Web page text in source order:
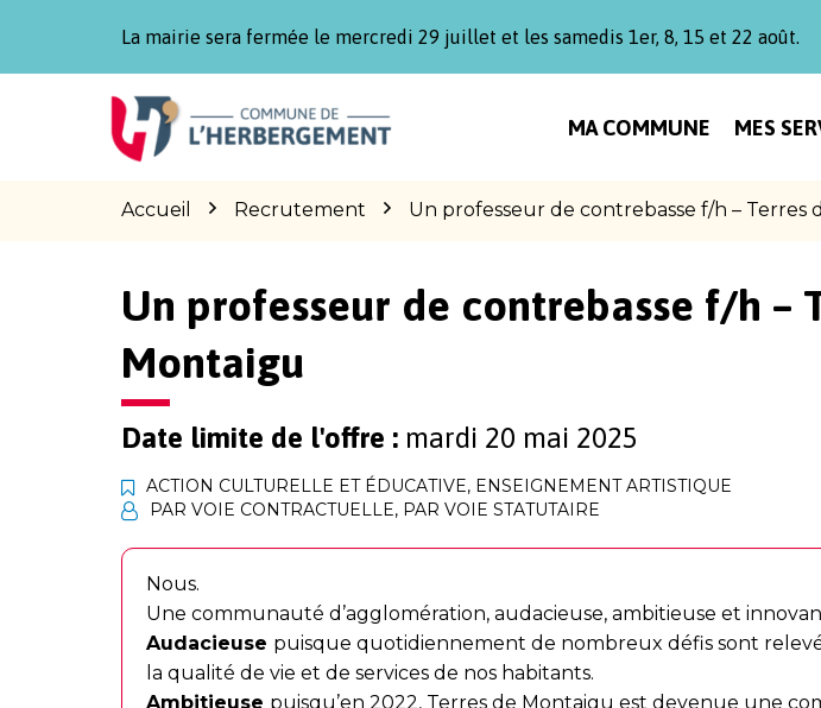
La mairie sera fermée le mercredi 29 juillet et les samedis 1er, 8, 15 et 22 août.
MA COMMUNE MES
Accueil Recrutement Un professeur de contrebasse f/h – Terres
Un professeur de contrebasse f/h –
Montaigu
Date limite de l'offre : mardi 20 mai 2025
ACTION CULTURELLE ET ÉDUCATIVE, ENSEIGNEMENT ARTISTIQUE
PAR VOIE CONTRACTUELLE, PAR VOIE STATUTAIRE
Nous.
Une communauté d’agglomération, audacieuse, ambitieuse et
Audacieuse puisque quotidiennement de nombreux défis sont
la qualité de vie et de services de nos habitants.
Ambitieuse puisqu’en 2022, Terres de Montaigu est devenue une